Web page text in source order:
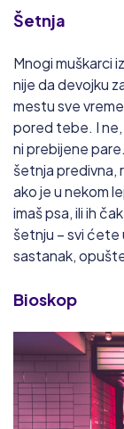
Šetnja
Mnogi muškarci
nije da devojku
mestu sve
pored tebe. I ne,
ni prebijene
šetnja predivna,
ako je u nekom
imaš psa, ili ih
šetnju – svi ćete
sastanak,
Bioskop